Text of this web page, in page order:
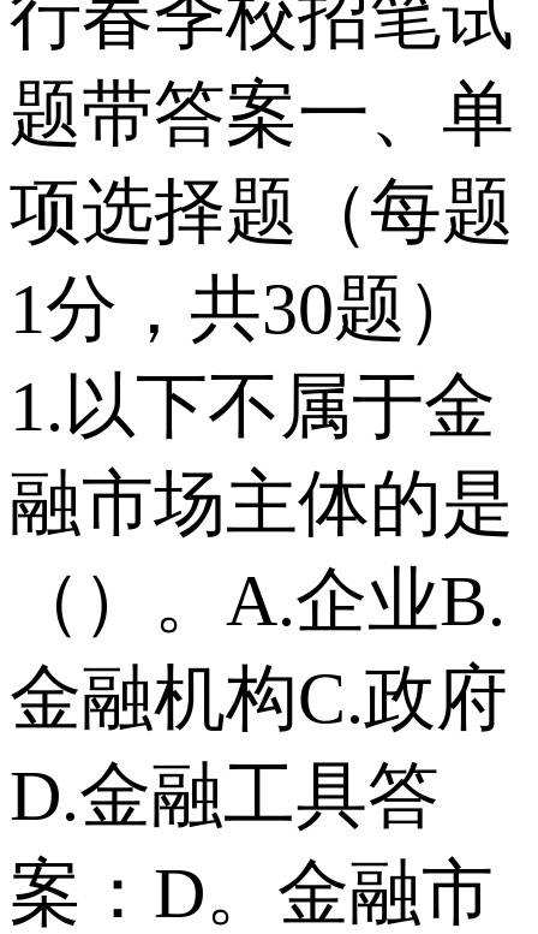
行春季校招笔试
题带答案一、单
项选择题（每题
1分，共30题）
1.以下不属于金
融市场主体的是
（）。A.企业B.
金融机构C.政府
D.金融工具答
案：D。金融市